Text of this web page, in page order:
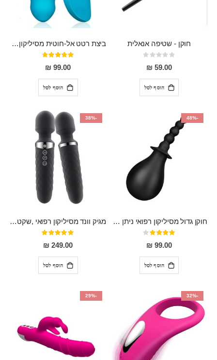
חוקן - שטיפה אנאלית
Rating:
0%
59.00 ₪
הוסף לסל
ביצת רטט אל-חוטית מסיליקון רפואי בגודל של 8 ס"מ ורוחב 3 ס"מ בעלת 20 מהירויות שונות "ENKI"
דירוג:
93%
99.00 ₪
הוסף לסל
-48%
חוקן גדול מסיליקון רפואי ניתן לשימוש גם כפלאג וגם כחרוזים אנאלים
דירוג:
80%
99.00 ₪
הוסף לסל
-38%
מגיק וונד מסיליקון רפואי ,שקט במיוחד, נטען בעל 10 מהירויות שונות "Erna"
דירוג:
100%
249.00 ₪
הוסף לסל
-32%
-29%